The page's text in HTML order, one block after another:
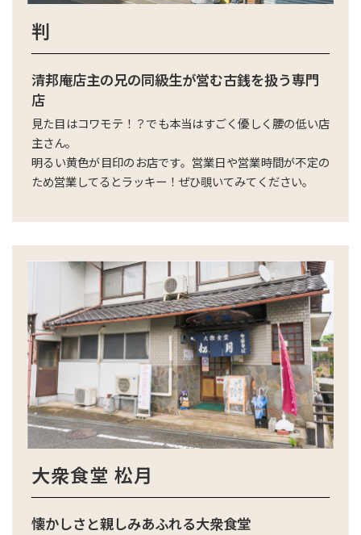
判
清邦庵店主の兄の同級生が営む古銭を扱う専門
店
見た目はコワモテ！？でも本当はすごく優しく腰の低い店
主さん。
明るい黄色が目印のお店です。営業日や営業時間が不定の
ため営業してるとラッキー！ぜひ覗いてみてください。
大衆食堂 松月
懐かしさと親しみあふれる大衆食堂